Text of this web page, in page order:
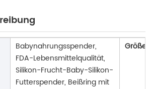
Babynahrungsspender,
FDA-Lebensmittelqualität,
Silikon-Frucht-Baby-Silikon-
Futterspender, Beißring mit
Größe